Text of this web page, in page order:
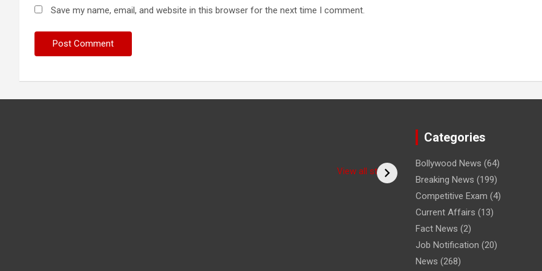
Save my name, email, and website in this browser for the next time I comment.
View all stories
(Bitiya) बिटिया
/ 5 Ways to
Overcome
Roy Ji Zone
Categories
Bollywood News (64)
Breaking News (199)
Competitive Exam (4)
Current Affairs (13)
Fact News (2)
Job Notification (20)
News (268)